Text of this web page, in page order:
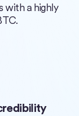
with a highly